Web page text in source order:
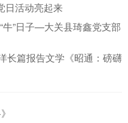
日活动亮起来
牛”日子—大关县琦鑫党支部
长篇报告文学《昭通：磅礴